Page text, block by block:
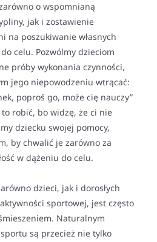
o wspomnianą
jak i zostawienie
na poszukiwanie własnych
celu. Pozwólmy dzieciom
próby wykonania czynności,
jego niepowodzeniu wtrącać:
poproś go, może cię nauczy”
robić, bo widzę, że ci nie
dziecku swojej pomocy,
by chwalić je zarówno za
w dążeniu do celu.
dzieci, jak i dorosłych
sportowej, jest często
Naturalnym
są przecież nie tylko